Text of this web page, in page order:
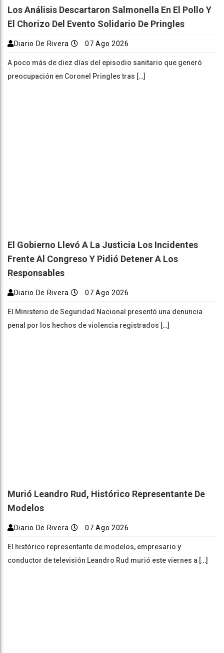
Los Análisis Descartaron Salmonella En El Pollo Y
El Chorizo Del Evento Solidario De Pringles
Diario De Rivera 07 Ago 2026
A poco más de diez días del episodio sanitario que generó
preocupación en Coronel Pringles tras […]
El Gobierno Llevó A La Justicia Los Incidentes
Frente Al Congreso Y Pidió Detener A Los
Responsables
Diario De Rivera 07 Ago 2026
El Ministerio de Seguridad Nacional presentó una denuncia
penal por los hechos de violencia registrados […]
Murió Leandro Rud, Histórico Representante De
Modelos
Diario De Rivera 07 Ago 2026
El histórico representante de modelos, empresario y
conductor de televisión Leandro Rud murió este viernes a […]